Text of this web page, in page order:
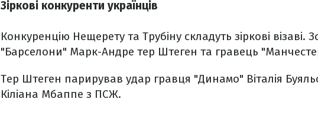
Зіркові конкуренти українців
Конкуренцію Нещерету та Трубіну складуть зіркові візаві.
"Барселони" Марк-Андре тер Штеген та гравець
Тер Штеген парирував удар гравця "Динамо" Віталія
Кіліана Мбаппе з ПСЖ.